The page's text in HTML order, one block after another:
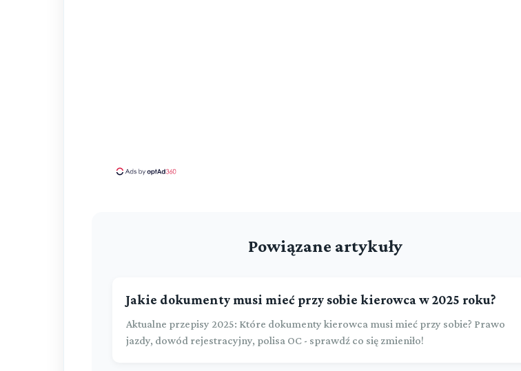
Powiązane artykuły
Jakie dokumenty musi mieć przy sobie kierowca w 2025 roku?
Aktualne przepisy 2025: Które dokumenty kierowca musi mieć przy sobie? Prawo
jazdy, dowód rejestracyjny, polisa OC - sprawdź co się zmieniło!